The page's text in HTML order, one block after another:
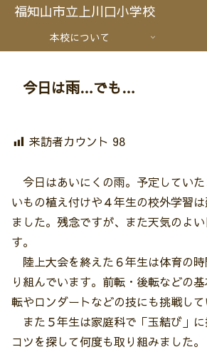
福知山市立上川口小学校
本校について
今日は雨…でも…
来訪者カウント 98
今日はあいにくの雨。予定していた
いもの植え付けや４年生の校外学習
ました。残念ですが、また天気のよ
す。
陸上大会を終えた６年生は体育の
り組んでいます。前転・後転などの
転やロンダートなどの技にも挑戦して
また５年生は家庭科で「玉結び」
コツを探して何度も取り組みました。